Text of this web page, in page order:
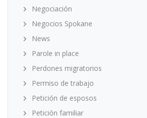
Negociación
Negocios Spokane
News
Parole in place
Perdones migratorios
Permiso de trabajo
Petición de esposos
Petición familiar